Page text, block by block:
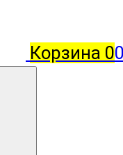
Корзина 0